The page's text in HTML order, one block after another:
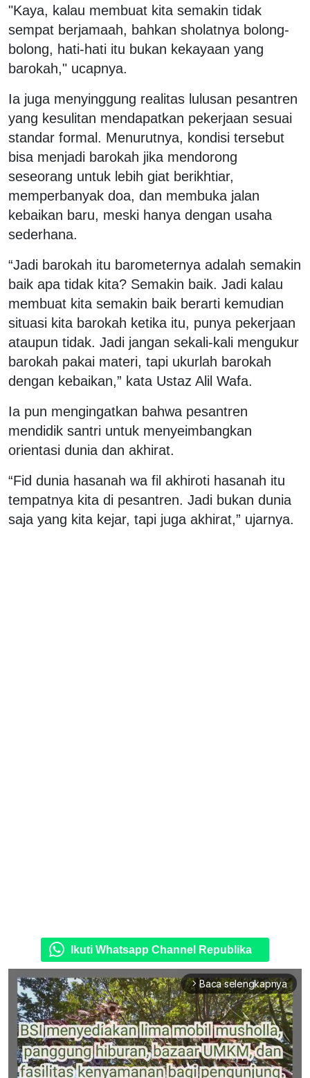
"Kaya, kalau membuat kita semakin tidak
sempat berjamaah, bahkan sholatnya bolong-
bolong, hati-hati itu bukan kekayaan yang
barokah," ucapnya.
Ia juga menyinggung realitas lulusan pesantren
yang kesulitan mendapatkan pekerjaan sesuai
standar formal. Menurutnya, kondisi tersebut
bisa menjadi barokah jika mendorong
seseorang untuk lebih giat berikhtiar,
memperbanyak doa, dan membuka jalan
kebaikan baru, meski hanya dengan usaha
sederhana.
“Jadi barokah itu barometernya adalah semakin
baik apa tidak kita? Semakin baik. Jadi kalau
membuat kita semakin baik berarti kemudian
situasi kita barokah ketika itu, punya pekerjaan
ataupun tidak. Jadi jangan sekali-kali mengukur
barokah pakai materi, tapi ukurlah barokah
dengan kebaikan,” kata Ustaz Alil Wafa.
Ia pun mengingatkan bahwa pesantren
mendidik santri untuk menyeimbangkan
orientasi dunia dan akhirat.
“Fid dunia hasanah wa fil akhiroti hasanah itu
tempatnya kita di pesantren. Jadi bukan dunia
saja yang kita kejar, tapi juga akhirat,” ujarnya.
Ikuti Whatsapp Channel Republika
arrow_forward_ios Baca selengkapnya